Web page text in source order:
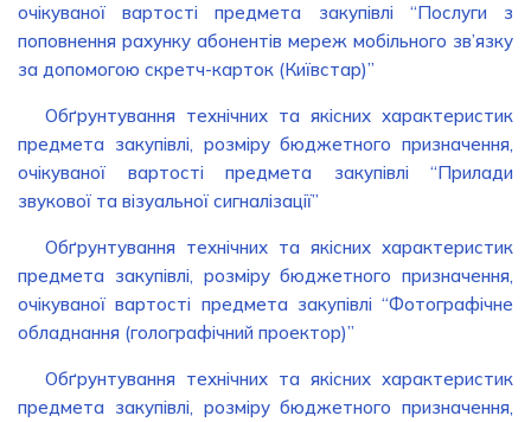
очікуваної вартості предмета закупівлі “Послуги з
поповнення рахунку абонентів мереж мобільного зв’язку
за допомогою скретч-карток (Київстар)”
Обґрунтування технічних та якісних характеристик
предмета закупівлі, розміру бюджетного призначення,
очікуваної вартості предмета закупівлі “Прилади
звукової та візуальної сигналізації”
Обґрунтування технічних та якісних характеристик
предмета закупівлі, розміру бюджетного призначення,
очікуваної вартості предмета закупівлі “Фотографічне
обладнання (голографічний проектор)”
Обґрунтування технічних та якісних характеристик
предмета закупівлі, розміру бюджетного призначення,